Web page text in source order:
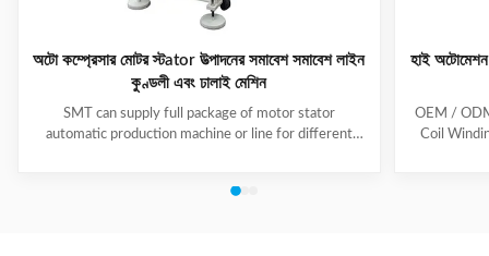
অটো কম্প্রেসার মোটর স্টator উত্পাদনের সমাবেশ সমাবেশ লাইন
কুণ্ডলী এবং ঢালাই মেশিন
SMT can supply full package of motor stator
automatic production machine or line for different
production line including paper inserting machine, coil
হাই অটোমেশন
OEM /
Coil